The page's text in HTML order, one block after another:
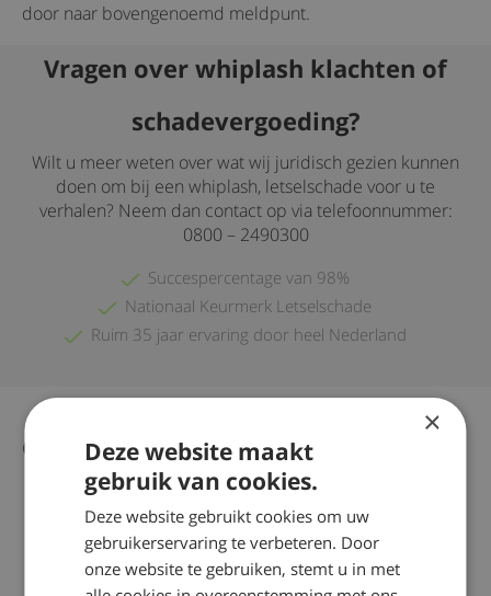
door naar bovengenoemd meldpunt.
Vragen over whiplash klachten of
schadevergoeding?
Wilt u meer weten over wat wij juridisch gezien kunnen
doen om bij een whiplash, letselschade voor u te
verhalen? Neem dan contact op via telefoonnummer:
0800 – 2490300
Succespercentage van 98%
Nationaal Keurmerk Letselschade
Ruim 35 jaar ervaring door heel Nederland
Gerelateerd nieuws Alle nieuws artikelen
×
Deze website maakt
gebruik van cookies.
Deze website gebruikt cookies om uw
gebruikerservaring te verbeteren. Door
onze website te gebruiken, stemt u in met